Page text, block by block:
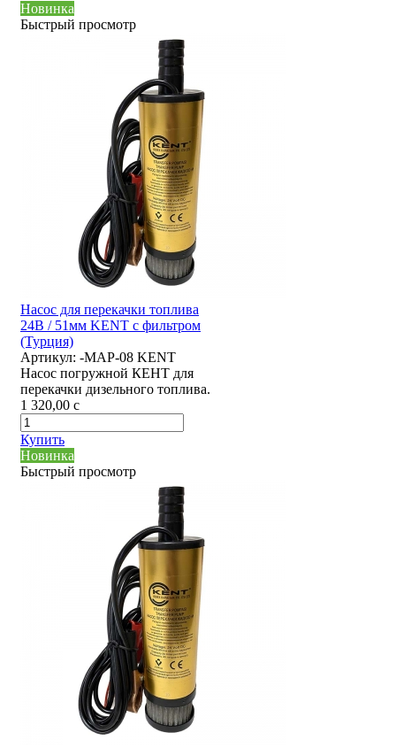
Новинка
Быстрый просмотр
Насос для перекачки топлива
24В / 51мм KENT с фильтром
(Турция)
Артикул: -MAP-08 KENT
Насос погружной КЕНТ для
перекачки дизельного топлива.
1 320,00 c
Купить
Новинка
Быстрый просмотр